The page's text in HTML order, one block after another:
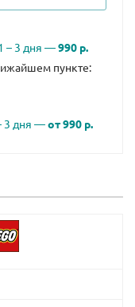
– 3 дня —990 р.
пункте:
3 дня —от 990 р.